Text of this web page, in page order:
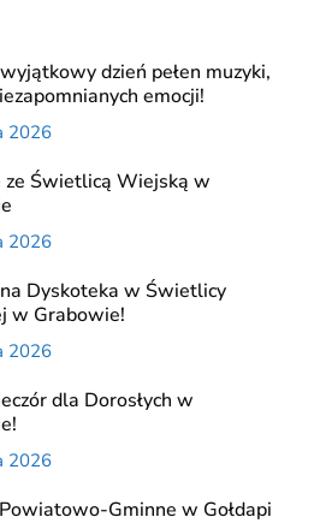
dzień pełen muzyki,
emocji!
2026
ze Świetlicą Wiejską w
2026
Dyskoteka w Świetlicy
w Grabowie!
2026
dla Dorosłych w
2026
Gminne w Gołdapi